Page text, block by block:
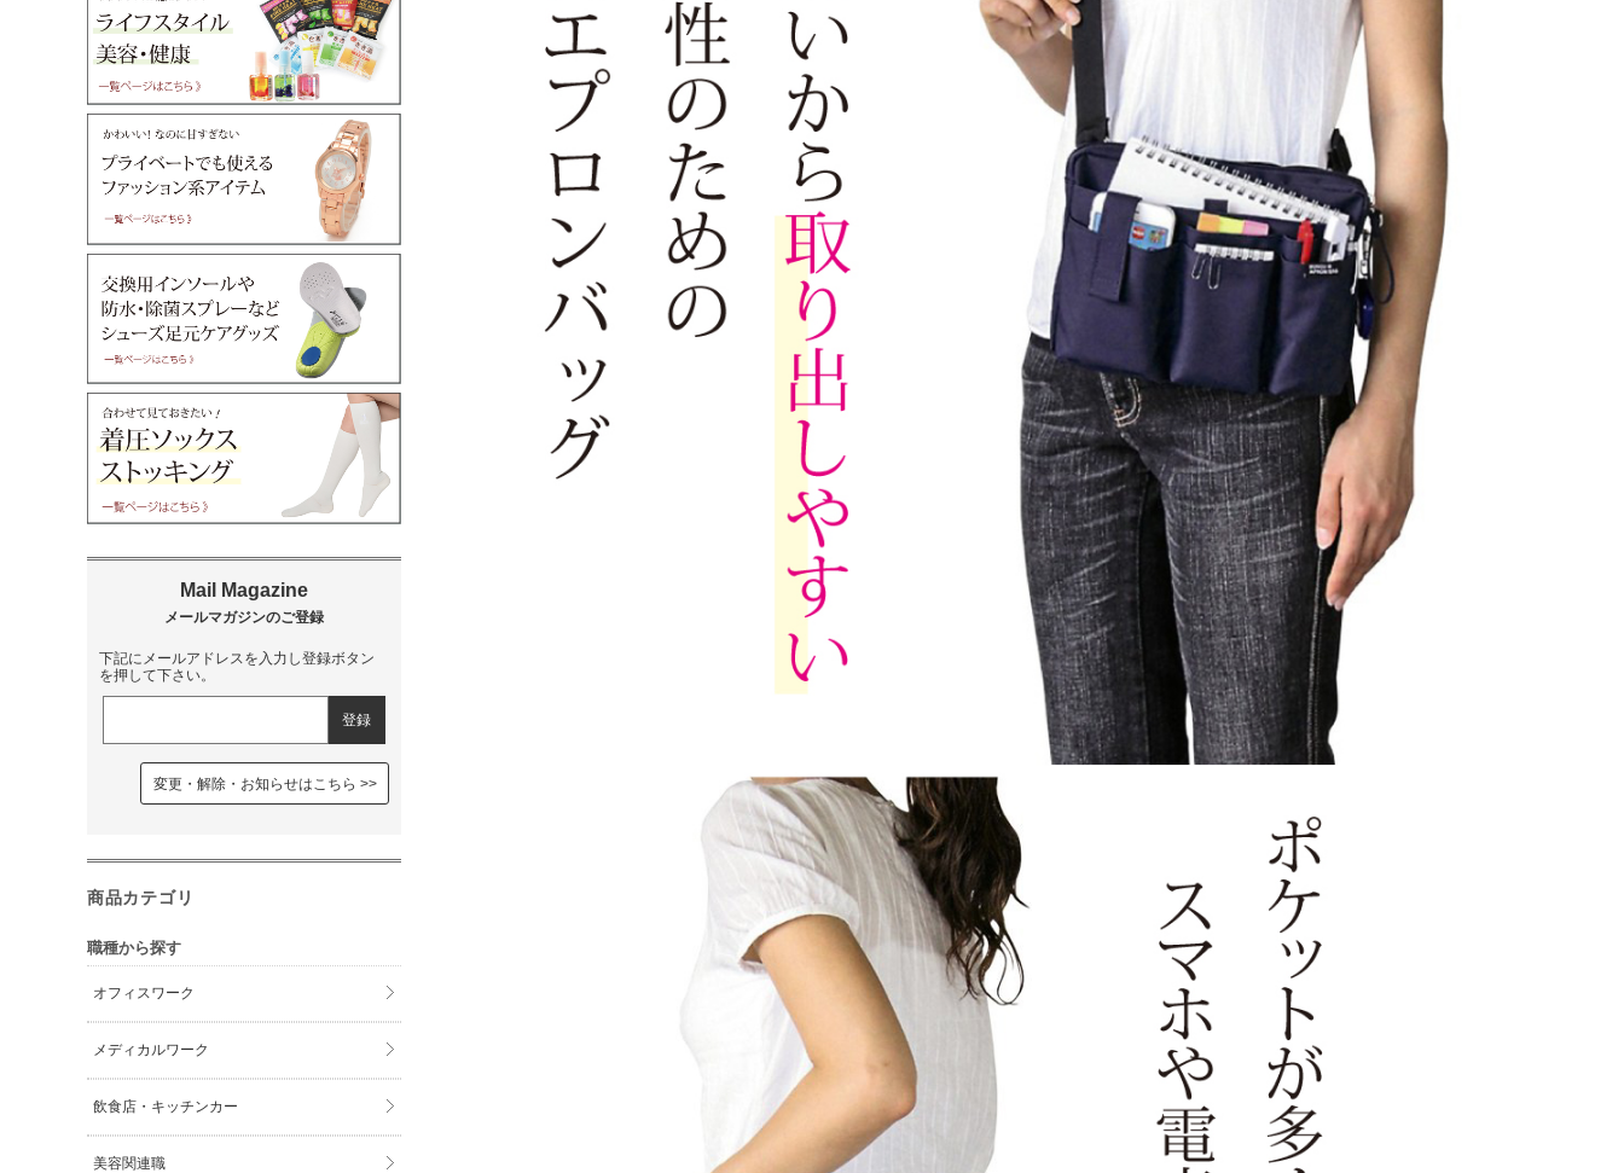
下記にメールアドレスを入力し登録ボタン
を押して下さい。
変更・解除・お知らせはこちら
商品カテゴリ
職種から探す
オフィスワーク
メディカルワーク
飲食店・キッチンカー
美容関連職